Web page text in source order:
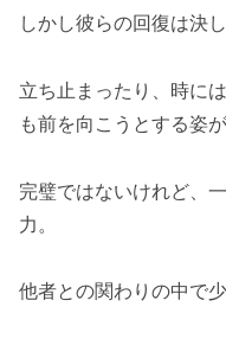
しかし彼らの回復は決
立ち止まったり、時に
も前を向こうとする姿
完璧ではないけれど、
力。
他者との関わりの中で